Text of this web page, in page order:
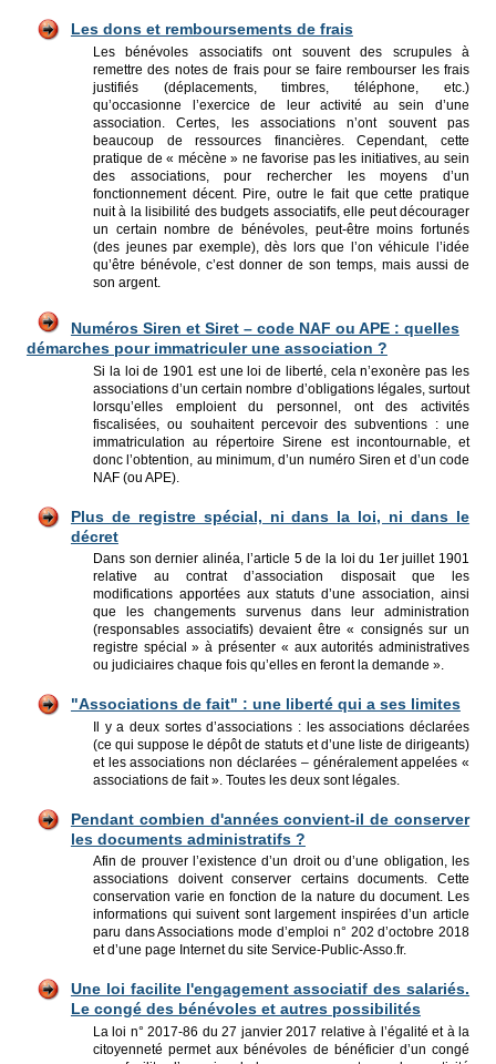
Les dons et remboursements de frais
Les bénévoles associatifs ont souvent des scrupules à
remettre des notes de frais pour se faire rembourser les frais
justifiés (déplacements, timbres, téléphone, etc.)
qu’occasionne l’exercice de leur activité au sein d’une
association. Certes, les associations n’ont souvent pas
beaucoup de ressources financières. Cependant, cette
pratique de « mécène » ne favorise pas les initiatives, au sein
des associations, pour rechercher les moyens d’un
fonctionnement décent. Pire, outre le fait que cette pratique
nuit à la lisibilité des budgets associatifs, elle peut décourager
un certain nombre de béné­voles, peut-être moins fortunés
(des jeunes par exemple), dès lors que l’on véhicule l’idée
qu’être bénévole, c’est donner de son temps, mais aussi de
son argent.
Numéros Siren et Siret – code NAF ou APE : quelles
démarches pour immatriculer une association ?
Si la loi de 1901 est une loi de liberté, cela n’exonère pas les
associations d’un certain nombre d’obligations légales, surtout
lorsqu’elles emploient du personnel, ont des activités
fiscalisées, ou souhaitent percevoir des subventions : une
immatriculation au répertoire Sirene est incontournable, et
donc l’obtention, au minimum, d’un numéro Siren et d’un code
NAF (ou APE).
Plus de registre spécial, ni dans la loi, ni dans le
décret
Dans son dernier alinéa, l’article 5 de la loi du 1er juillet 1901
relative au contrat d’association disposait que les
modifications apportées aux statuts d’une association, ainsi
que les changements survenus dans leur administration
(responsables associatifs) devaient être « consignés sur un
registre spécial » à présenter « aux autorités administratives
ou judiciaires chaque fois qu’elles en feront la demande ».
"Associations de fait" : une liberté qui a ses limites
Il y a deux sortes d’associations : les associations déclarées
(ce qui suppose le dépôt de statuts et d’une liste de dirigeants)
et les associations non déclarées – généralement appelées «
associations de fait ». Toutes les deux sont légales.
Pendant combien d'années convient-il de conserver
les documents administratifs ?
Afin de prouver l’existence d’un droit ou d’une obligation, les
associations doivent conserver certains documents. Cette
conservation varie en fonction de la nature du document. Les
informations qui suivent sont largement inspirées d’un article
paru dans Associations mode d’emploi n° 202 d’octobre 2018
et d’une page Internet du site Service-Public-Asso.fr.
Une loi facilite l'engagement associatif des salariés.
Le congé des bénévoles et autres possibilités
La loi n° 2017-86 du 27 janvier 2017 relative à l’égalité et à la
citoyenneté permet aux bénévoles de bénéficier d’un congé